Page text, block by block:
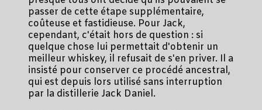
passer de cette étape supplémentaire,
coûteuse et fastidieuse. Pour Jack,
cependant, c'était hors de question : si
quelque chose lui permettait d'obtenir un
meilleur whiskey, il refusait de s'en priver. Il a
insisté pour conserver ce procédé ancestral,
qui est depuis lors utilisé sans interruption
par la distillerie Jack Daniel.